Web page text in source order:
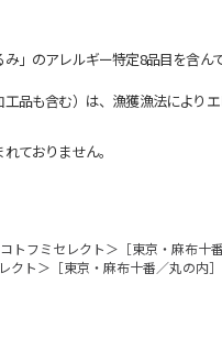
のアレルギー特定8品目を含ん
品も含む）は、漁獲漁法により
ておりません。
トフミセレクト＞［東京・麻布
クト＞［東京・麻布十番／丸の内